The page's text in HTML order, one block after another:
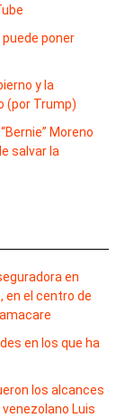
puede poner
y la
(por Trump)
Moreno
salvar la
en
en el centro de
en los que ha
los alcances
Luis